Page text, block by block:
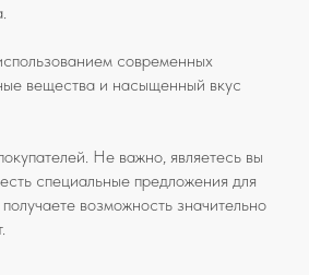
современных
вещества и насыщенный вкус
Не важно, являетесь вы
специальные предложения для
возможность значительно